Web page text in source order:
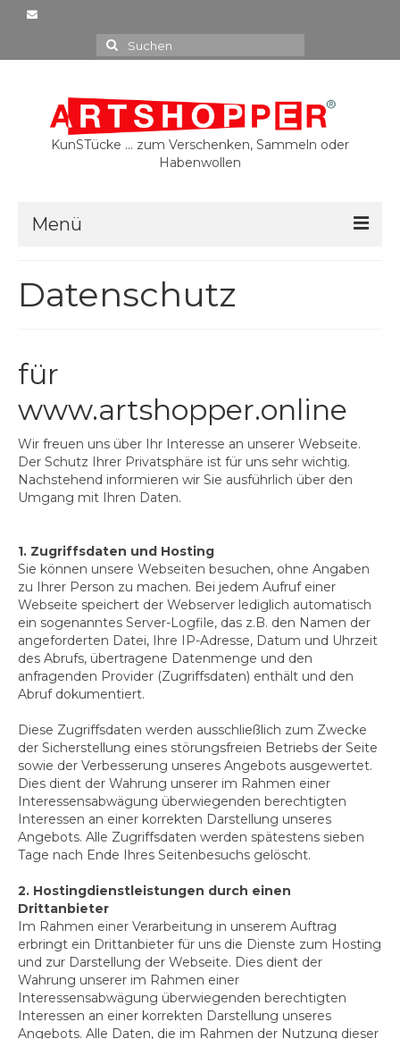
Suchen
nach:
KunSTücke … zum Verschenken, Sammeln oder
Habenwollen
Menü
20,00 €
35,00 €
45,00 €
55,00 €
85,00 €
95,00 €
Künstlerinnen & Künstler
Eva Maria Enders
Arek Glebocki
Dorothea Kirsch
Nina Midi
Daniela Polz
Claudia Pomowski
Christiane Schauder
Stefanie Schmeink
Inke Steinacker
Iris Stephan & Julja Schneider
Datenschutz
für
www.artshopper.online
Wir freuen uns über Ihr Interesse an unserer Webseite.
Der Schutz Ihrer Privatsphäre ist für uns sehr wichtig.
Nachstehend informieren wir Sie ausführlich über den
Umgang mit Ihren Daten.
1. Zugriffsdaten und Hosting
Sie können unsere Webseiten besuchen, ohne Angaben
zu Ihrer Person zu machen. Bei jedem Aufruf einer
Webseite speichert der Webserver lediglich automatisch
ein sogenanntes Server-Logfile, das z.B. den Namen der
angeforderten Datei, Ihre IP-Adresse, Datum und Uhrzeit
des Abrufs, übertragene Datenmenge und den
anfragenden Provider (Zugriffsdaten) enthält und den
Abruf dokumentiert.
Diese Zugriffsdaten werden ausschließlich zum Zwecke
der Sicherstellung eines störungsfreien Betriebs der Seite
sowie der Verbesserung unseres Angebots ausgewertet.
Dies dient der Wahrung unserer im Rahmen einer
Interessensabwägung überwiegenden berechtigten
Interessen an einer korrekten Darstellung unseres
Angebots. Alle Zugriffsdaten werden spätestens sieben
Tage nach Ende Ihres Seitenbesuchs gelöscht.
2. Hostingdienstleistungen durch einen
Drittanbieter
Im Rahmen einer Verarbeitung in unserem Auftrag
erbringt ein Drittanbieter für uns die Dienste zum Hosting
und zur Darstellung der Webseite. Dies dient der
Wahrung unserer im Rahmen einer
Interessensabwägung überwiegenden berechtigten
Interessen an einer korrekten Darstellung unseres
Angebots. Alle Daten, die im Rahmen der Nutzung dieser